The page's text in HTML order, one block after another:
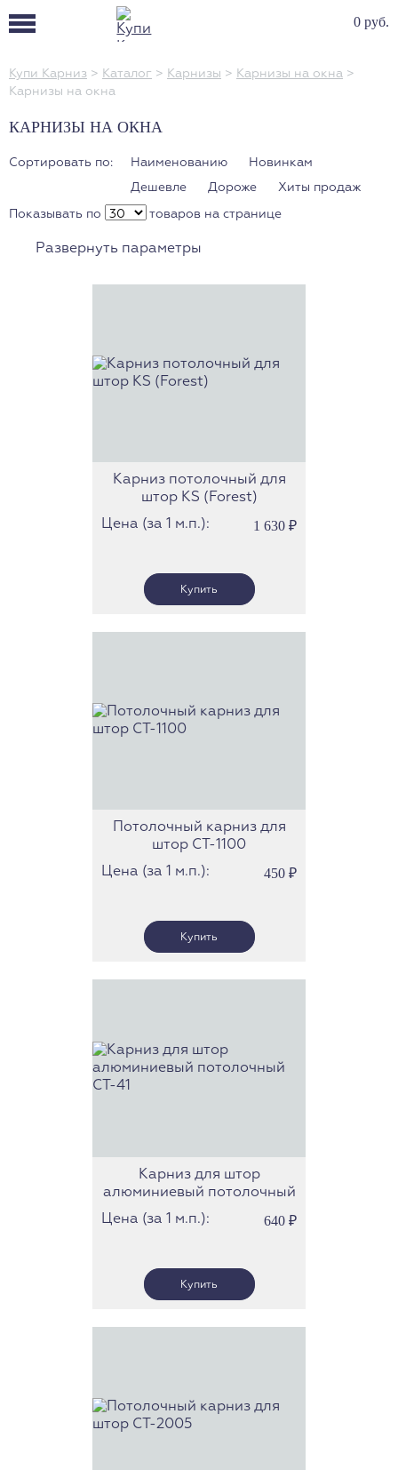
0 руб.
Купи Карниз > Каталог > Карнизы > Карнизы на окна >
Карнизы на окна
КАРНИЗЫ НА ОКНА
Сортировать по: Наименованию
Новинкам
Дешевле
Дороже Хиты продаж
Показывать по товаров на странице
Развернуть параметры
Карниз потолочный для
штор KS (Forest)
Цена (за 1 м.п.):
1 630 ₽
Потолочный карниз для
штор СТ-1100
Цена (за 1 м.п.):
450 ₽
Карниз для штор
алюминиевый потолочный
СТ-41
Цена (за 1 м.п.): 640 ₽